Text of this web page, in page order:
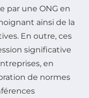
par une ONG en
ainsi de la
En outre, ces
significative
en
de normes